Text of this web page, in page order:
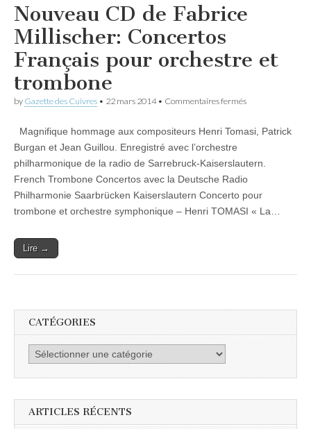
Nouveau CD de Fabrice
Millischer: Concertos
Français pour orchestre et
trombone
by Gazette des Cuivres • 22 mars 2014• Commentaires ferméssur
de
Concertos
Français
orchestre
et
Magnifique hommage aux compositeurs Henri Tomasi, Patrick
Burgan et Jean Guillou. Enregistré avec l’orchestre
philharmonique de la radio de Sarrebruck-Kaiserslautern.
French Trombone Concertos avec la Deutsche Radio
Philharmonie Saarbrücken Kaiserslautern Concerto pour
trombone et orchestre symphonique – Henri TOMASI « La…
Lire →
CATÉGORIES
Catégories
ARTICLES RÉCENTS